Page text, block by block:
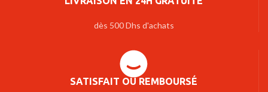
dès 500 Dhs d'achats
SATISFAIT OU REMBOURSÉ